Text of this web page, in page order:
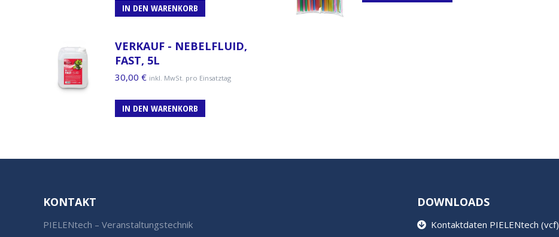
IN DEN WARENKORB
VERKAUF - NEBELFLUID,
FAST, 5L
30,00 € inkl. MwSt. pro Einsatztag
IN DEN WARENKORB
KONTAKT
PIELENtech – Veranstaltungstechnik
DOWNLOADS
Kontaktdaten PIELENtech (vcf)